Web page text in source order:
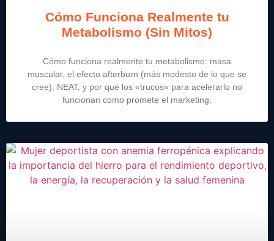
Cómo Funciona Realmente tu
Metabolismo (Sin Mitos)
Cómo funciona realmente tu metabolismo: masa
muscular, el efecto afterburn (más modesto de lo que se
cree), NEAT, y por qué los «trucos» para acelerarlo no
funcionan como promete el marketing.